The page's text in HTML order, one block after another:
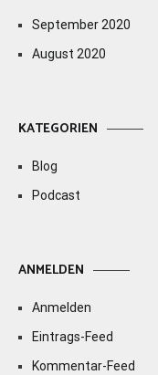
September 2020
August 2020
KATEGORIEN
Blog
Podcast
ANMELDEN
Anmelden
Eintrags-Feed
Kommentar-Feed